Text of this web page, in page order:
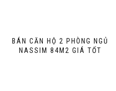
BÁN CĂN HỘ 2 PHÒNG NGỦ
NASSIM 84M2 GIÁ TỐT